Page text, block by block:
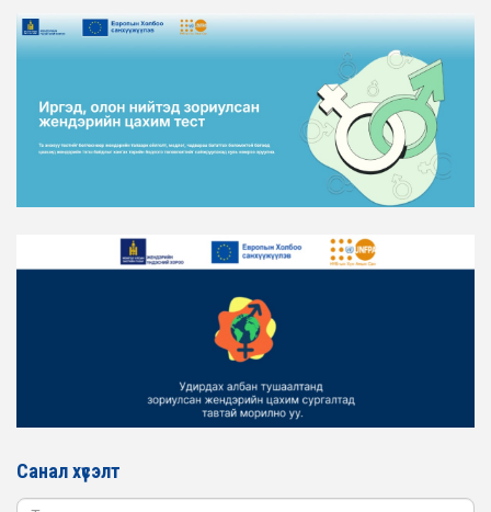
ЖЕНДЭРИЙН ҮНДЭСНИЙ ХОРООНЫ АЖЛЫН АЛБАНЫ
ТӨЛӨӨЛӨЛ ХОТ БАЙГУУЛАЛТ, БАРИЛГА, ОРОН
СУУЦЖУУЛАЛТЫН ЯАМАНД АЖИЛЛАВ
2026-02-16
ЖЕНДЭРИЙН ЭРХ ТЭГШ БАЙДЛЫГ ХАНГАХ ҮЙЛ
АЖИЛЛАГААГ ЭРЧИМЖҮҮЛЭХ САРЫН ХУВААРЬТАЙ
2026-02-16
ЖЕНДЭРИЙН ҮНДЭСНИЙ ХОРООНЫ АЖЛЫН АЛБАНЫ
ТӨЛӨӨЛӨЛ ЗАМ ТЭЭВРИЙН ЯАМАНД АЖИЛЛАВ
ЖЕНДЭРИЙН ҮНДЭСНИЙ ХОРООНЫ АЖЛЫН АЛБАНЫ
ТӨЛӨӨЛӨЛ БАТЛАН ХАМГААЛАХ ЯАМАНД
Санал хүсэлт